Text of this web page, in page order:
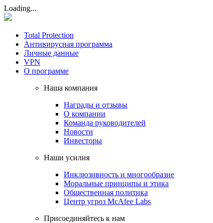
Loading...
Total Protection
Антивирусная программа
Личные данные
VPN
О программе
Наша компания
Награды и отзывы
О компании
Команда руководителей
Новости
Инвесторы
Наши усилия
Инклюзивность и многообразие
Моральные принципы и этика
Общественная политика
Центр угроз McAfee Labs
Присоединяйтесь к нам